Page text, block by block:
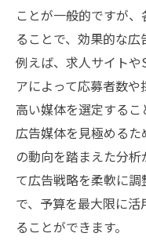
ことが一般的ですが
ることで、効果的な広
例えば、求人サイトや
アによって応募者数
高い媒体を選定する
広告媒体を見極める
の動向を踏まえた分
て広告戦略を柔軟に
で、予算を最大限に
ることができます。